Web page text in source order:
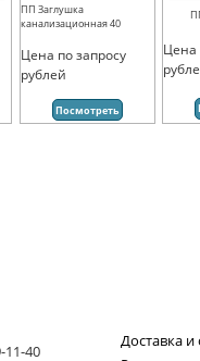
ПП Заглушка
канализационная 40
Цена по запросу
рублей
Посмотреть
Цена
11-40
Доставка и